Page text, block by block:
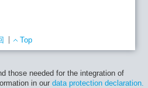
Top
those needed for the integration of
in our data protection declaration.